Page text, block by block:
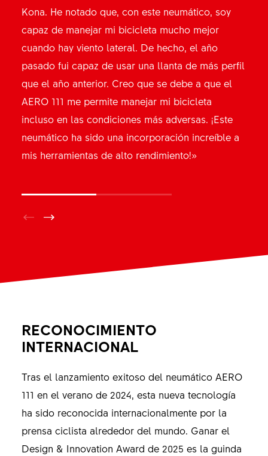
Kona. He notado que, con este neumático, soy
capaz de manejar mi bicicleta mucho mejor
cuando hay viento lateral. De hecho, el año
pasado fui capaz de usar una llanta de más perfil
que el año anterior. Creo que se debe a que el
AERO 111 me permite manejar mi bicicleta
incluso en las condiciones más adversas. ¡Este
neumático ha sido una incorporación increíble a
mis herramientas de alto rendimiento!»
En esta época de ganancias marginales, todo
beneficio cuenta y cada detalle es tan importante
como cualquier otro. Si no estás utilizando este
nuevo neumático, estás en desventaja. Así de
simple. Lo mejor es que el neumático funciona
fantásticamente en términos de fluidez en la
carretera y agarre en los giros cerrados».
RECONOCIMIENTO
INTERNACIONAL
Tras el lanzamiento exitoso del neumático AERO
111 en el verano de 2024, esta nueva tecnología
ha sido reconocida internacionalmente por la
prensa ciclista alrededor del mundo. Ganar el
Design & Innovation Award de 2025 es la guinda